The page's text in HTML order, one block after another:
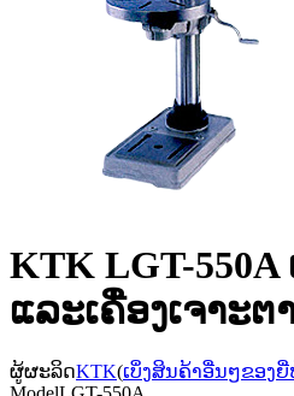
KTK LGT-550A
ແລະເຄື່ອງເຈາະຕ
ຜູ້ຜະລິດKTK(ເບິ່ງສິນຄ້າອື່ນໆຂອງ